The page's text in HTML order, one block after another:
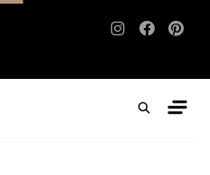
Het hele jaar door
Instagram